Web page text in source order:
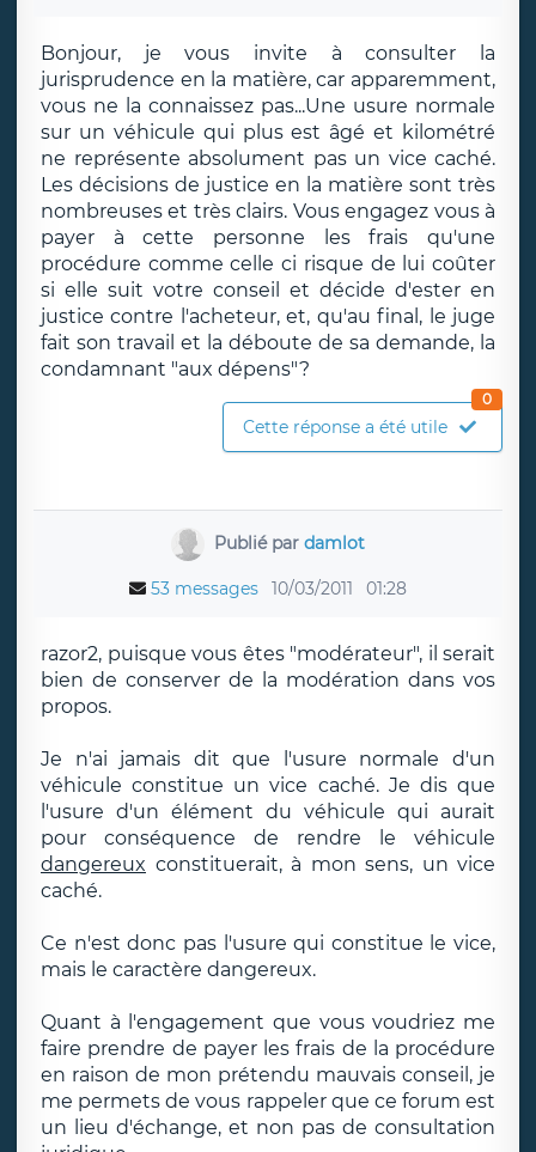
Bonjour, je vous invite à consulter la
jurisprudence en la matière, car apparemment,
vous ne la connaissez pas...Une usure normale
sur un véhicule qui plus est âgé et kilométré
ne représente absolument pas un vice caché.
Les décisions de justice en la matière sont très
nombreuses et très clairs. Vous engagez vous à
payer à cette personne les frais qu'une
procédure comme celle ci risque de lui coûter
si elle suit votre conseil et décide d'ester en
justice contre l'acheteur, et, qu'au final, le juge
fait son travail et la déboute de sa demande, la
condamnant "aux dépens"?
Cette réponse a été utile
0
Publié par damlot
53 messages 10/03/2011 01:28
razor2, puisque vous êtes "modérateur", il serait
bien de conserver de la modération dans vos
propos.
Je n'ai jamais dit que l'usure normale d'un
véhicule constitue un vice caché. Je dis que
l'usure d'un élément du véhicule qui aurait
pour conséquence de rendre le véhicule
dangereux constituerait, à mon sens, un vice
caché.
Ce n'est donc pas l'usure qui constitue le vice,
mais le caractère dangereux.
Quant à l'engagement que vous voudriez me
faire prendre de payer les frais de la procédure
en raison de mon prétendu mauvais conseil, je
me permets de vous rappeler que ce forum est
un lieu d'échange, et non pas de consultation